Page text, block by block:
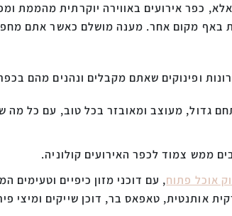
כפר אירועים באווירה יוקרתית מהממת
באף מקום אחר. מענה מושלם כאשר אתם
ופינוקים שאתם מקבלים ונהנים מהם בכפר
גדול, מעוצב ומאובזר בכל טוב, עם כל מה
אוכל פתוח, עם דוכני מזון כיפיים
אותנטית, טאפאס בר, דוכן שייקים ומיצי